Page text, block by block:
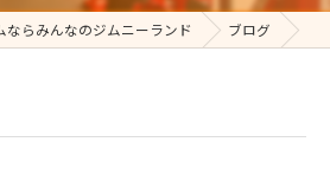
ならみんなのジムニーランド ブログ